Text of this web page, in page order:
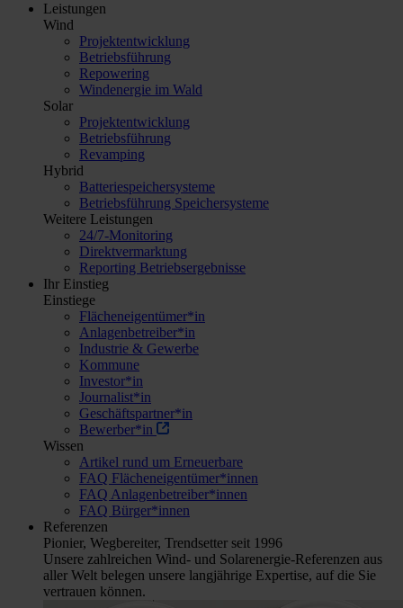
Leistungen
Wind
Projektentwicklung
Betriebsführung
Repowering
Windenergie im Wald
Solar
Projektentwicklung
Betriebsführung
Revamping
Hybrid
Batteriespeichersysteme
Betriebsführung Speichersysteme
Weitere Leistungen
24/7-Monitoring
Direktvermarktung
Reporting Betriebsergebnisse
Ihr Einstieg
Einstiege
Flächeneigentümer*in
Anlagenbetreiber*in
Industrie & Gewerbe
Kommune
Investor*in
Journalist*in
Geschäftspartner*in
Bewerber*in
Wissen
Artikel rund um Erneuerbare
FAQ Flächeneigentümer*innen
FAQ Anlagenbetreiber*innen
FAQ Bürger*innen
Referenzen
Pionier, Wegbereiter, Trendsetter seit 1996
Unsere zahlreichen Wind- und Solarenergie-Referenzen aus
aller Welt belegen unsere langjährige Expertise, auf die Sie
vertrauen können.